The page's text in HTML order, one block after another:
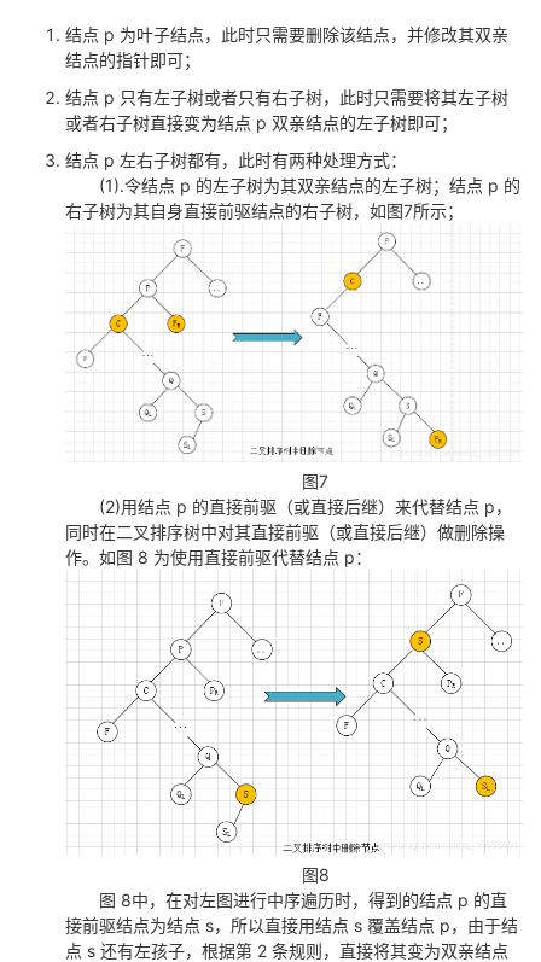
结点 p 为叶子结点，此时只需要删除该结点，并修改其双亲
结点的指针即可；
结点 p 只有左子树或者只有右子树，此时只需要将其左子树
或者右子树直接变为结点 p 双亲结点的左子树即可；
结点 p 左右子树都有，此时有两种处理方式：
(1).令结点 p 的左子树为其双亲结点的左子树；结点 p 的
右子树为其自身直接前驱结点的右子树，如图7所示；
图7
(2)用结点 p 的直接前驱（或直接后继）来代替结点 p，
同时在二叉排序树中对其直接前驱（或直接后继）做删除操
作。如图 8 为使用直接前驱代替结点 p：
图8
图 8中，在对左图进行中序遍历时，得到的结点 p 的直
接前驱结点为结点 s，所以直接用结点 s 覆盖结点 p，由于结
点 s 还有左孩子，根据第 2 条规则，直接将其变为双亲结点